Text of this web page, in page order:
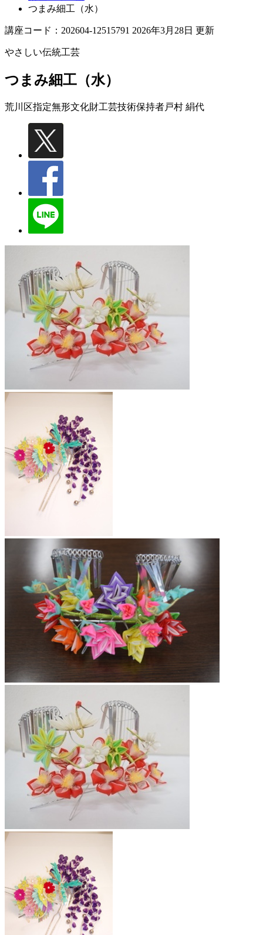
つまみ細工（水）
講座コード：202604-12515791 2026年3月28日 更新
やさしい伝統工芸
つまみ細工（水）
荒川区指定無形文化財工芸技術保持者戸村 絹代